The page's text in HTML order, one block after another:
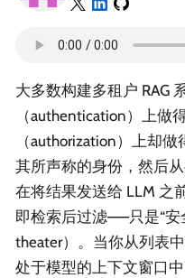
大多数构建多租户 RAG
（authentication）上做
（authorization）上却
其所声称的身份，然后
在将结果发送给 LLM 之
即检索后过滤——只是“安
theater）。当你从列表
处于模型的上下文窗口中